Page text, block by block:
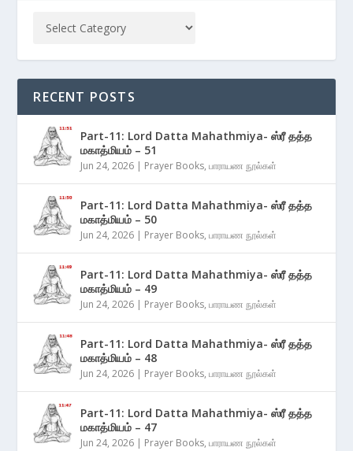
RECENT POSTS
Part-11: Lord Datta Mahathmiya- ஸ்ரீ தத்த
மகாத்மியம் – 51
Jun 24, 2026 Prayer Books,பாராயண நூல்கள்
Part-11: Lord Datta Mahathmiya- ஸ்ரீ தத்த
மகாத்மியம் – 50
Jun 24, 2026 Prayer Books,பாராயண நூல்கள்
Part-11: Lord Datta Mahathmiya- ஸ்ரீ தத்த
மகாத்மியம் – 49
Jun 24, 2026 Prayer Books,பாராயண நூல்கள்
Part-11: Lord Datta Mahathmiya- ஸ்ரீ தத்த
மகாத்மியம் – 48
Jun 24, 2026 Prayer Books,பாராயண நூல்கள்
Part-11: Lord Datta Mahathmiya- ஸ்ரீ தத்த
மகாத்மியம் – 47
Jun 24, 2026 Prayer Books,பாராயண நூல்கள்